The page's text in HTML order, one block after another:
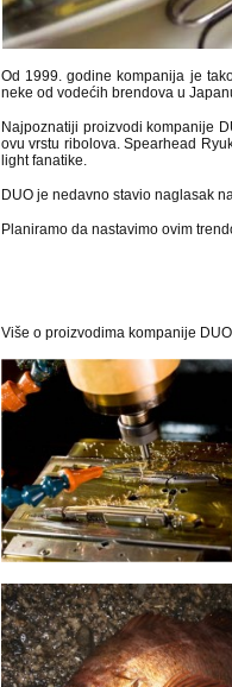
Od 1999. godine kompanija je
neke od vodećih brendova u
Najpoznatiji proizvodi kompanije
ovu vrstu ribolova. Spearhead
light fanatike.
DUO je nedavno stavio naglasak
Planiramo da nastavimo ovim
Više o proizvodima kompanije